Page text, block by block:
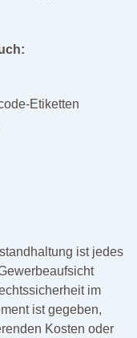
Etiketten
ist jedes
im
ist gegeben,
Kosten oder